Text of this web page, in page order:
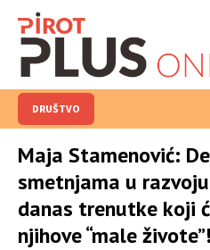
DRUŠTVO
Maja Stamenović:
smetnjama u
danas trenutke koji
njihove “male živote”!